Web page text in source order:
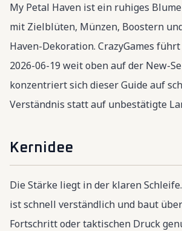
My Petal Haven ist ein ruhiges
mit Zielblüten, Münzen, Boostern
Haven-Dekoration. CrazyGames
2026-06-19 weit oben auf der New-
konzentriert sich dieser Guide auf
Verständnis statt auf unbestätigte
Kernidee
Die Stärke liegt in der klaren
ist schnell verständlich und baut
Fortschritt oder taktischen Druck